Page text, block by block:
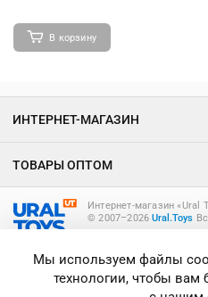
В корзину
Интернет-магазин «Ural
© 2007–2026Ural.Toys
ИНТЕРНЕТ-МАГАЗИН
ТОВАРЫ ОПТОМ
Мы используем файлы
технологии, чтобы вам